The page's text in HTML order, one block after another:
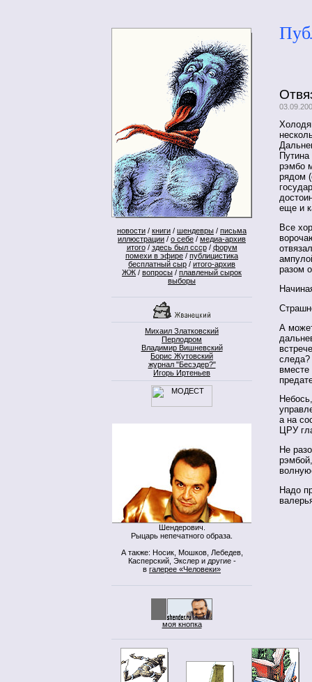
новости / книги / шендевры / письма
иллюстрации / о себе / медиа-архив
итого/ здесь был ссср/ форум
помехи в эфире / публицистика
бесплатный сыр / итого-архив
ЖЖ / вопросы / плавленый сырок
выборы
Михаил Златковский
Перлодром
Владимир Вишневский
Борис Жутовский
журнал "Бесэдер?"
Игорь Иртеньев
Шендерович.
Рыцарь непечатного образа.
А также: Носик, Мошков, Лебедев,
Касперский, Экслер и другие -
в галерее «Человеки»
моя кнопка
рэмбо
рядом
еще и
Все
разом
А
а на
ЦРУ
Не
Надо